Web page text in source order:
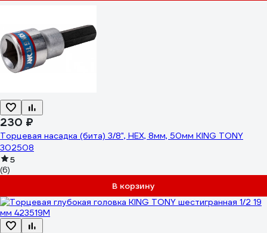
230 ₽
Торцевая насадка (бита) 3/8", HEX, 8мм, 50мм KING TONY
302508
5
(6)
В корзину